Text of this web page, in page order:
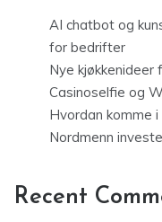
AI chatbot og
for bedrifter
Nye
Casinoselfie og
Hvordan komme
Nordmenn
Recent